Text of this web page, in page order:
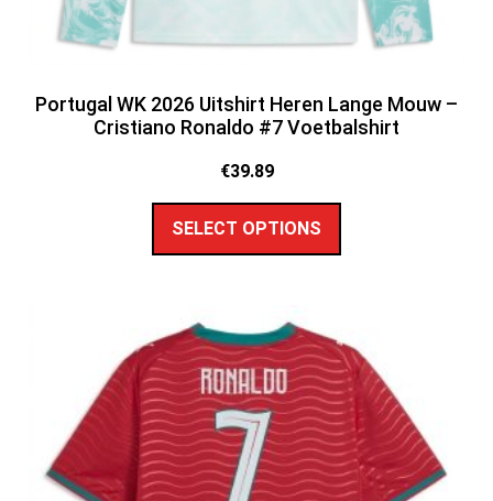
Portugal WK 2026 Uitshirt Heren Lange Mouw –
Cristiano Ronaldo #7 Voetbalshirt
€39.89
SELECT OPTIONS